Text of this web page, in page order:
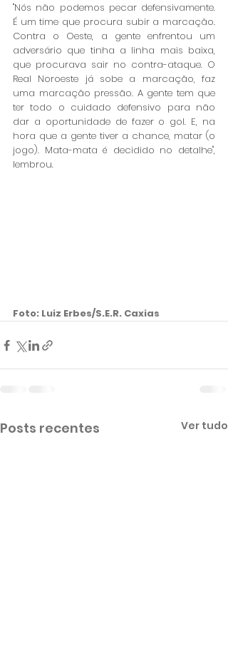
"Nós não podemos pecar defensivamente.
É um time que procura subir a marcação.
Contra o Oeste, a gente enfrentou um
adversário que tinha a linha mais baixa,
que procurava sair no contra-ataque. O
Real Noroeste já sobe a marcação, faz
uma marcação pressão. A gente tem que
ter todo o cuidado defensivo para não
dar a oportunidade de fazer o gol. E, na
hora que a gente tiver a chance, matar (o
jogo). Mata-mata é decidido no detalhe",
lembrou.
Foto: Luiz Erbes/S.E.R. Caxias
Posts recentes Ver tudo